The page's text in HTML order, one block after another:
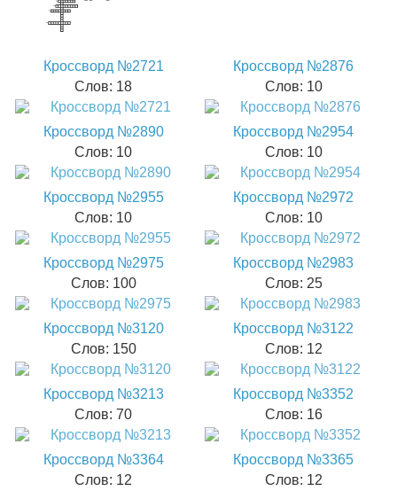
Кроссворд №2721
Слов: 18
Кроссворд №2876
Слов: 10
Кроссворд №2890
Слов: 10
Кроссворд №2954
Слов: 10
Кроссворд №2955
Слов: 10
Кроссворд №2972
Слов: 10
Кроссворд №2975
Слов: 100
Кроссворд №2983
Слов: 25
Кроссворд №3120
Слов: 150
Кроссворд №3122
Слов: 12
Кроссворд №3213
Слов: 70
Кроссворд №3352
Слов: 16
Кроссворд №3364
Слов: 12
Кроссворд №3365
Слов: 12